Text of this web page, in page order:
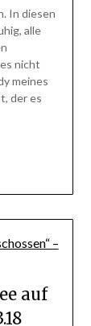
In diesen
alle
nicht
meines
der es
auf